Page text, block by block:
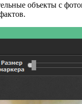
объекты с